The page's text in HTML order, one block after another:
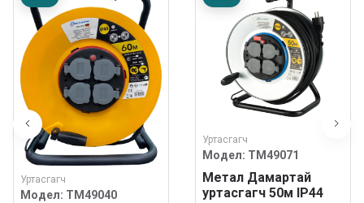
Уртасгагч
Модел: TM49040
Уртасгагч
Модел: TM49071
Метал Дамартай
уртасгагч 50м IP44